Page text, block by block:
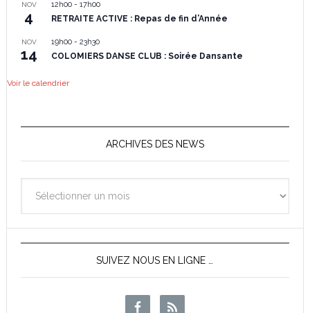
NOV
4
12h00- 17h00
RETRAITE ACTIVE : Repas de fin d’Année
NOV
14
19h00- 23h30
COLOMIERS DANSE CLUB : Soirée Dansante
Voir le calendrier
ARCHIVES DES NEWS
des
News
SUIVEZ NOUS EN LIGNE …